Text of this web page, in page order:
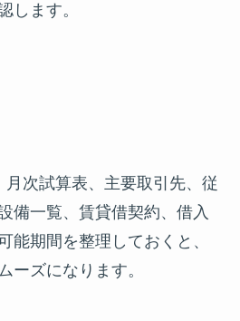
します。
次試算表、主要取引先、従
備一覧、賃貸借契約、借入
能期間を整理しておくと、
ーズになります。